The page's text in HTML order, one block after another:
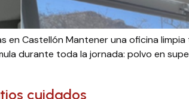
en Castellón Mantener una oficina
durante toda la jornada: polvo en
cuidados